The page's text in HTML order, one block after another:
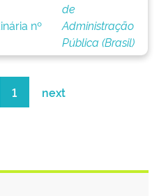
nº
de
Administração
Pública (Brasil)
1 next